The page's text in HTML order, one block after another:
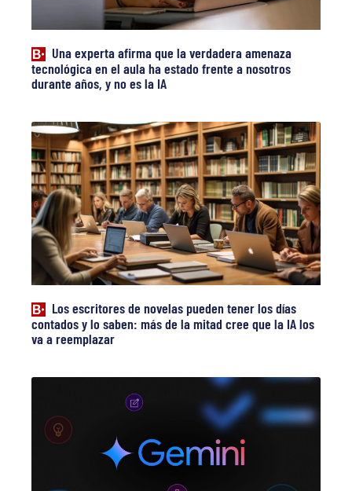
Una experta afirma que la verdadera amenaza
tecnológica en el aula ha estado frente a nosotros
durante años, y no es la IA
Los escritores de novelas pueden tener los días
contados y lo saben: más de la mitad cree que la IA los
va a reemplazar